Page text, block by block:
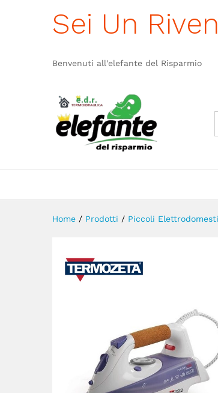
Sei Un
Benvenuti all'elefante del Risparmio
Home / Prodotti / Piccoli
Descrizione Specificazione